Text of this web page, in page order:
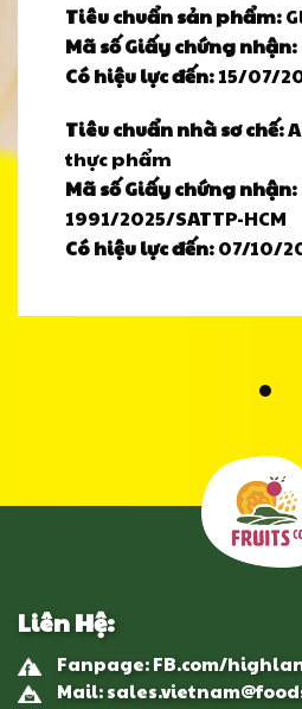
Tiêu chuẩn sản phẩm:
Mã số Giấy chứng nhận:
Có hiệu lực đến:15/07/
Tiêu chuẩn nhà sơ chế:
thực phẩm
Mã số Giấy chứng nhận:
1991/2025/SATTP-HCM
Có hiệu lực đến:07/10/
Liên Hệ:
Fanpage: FB.com/
Mail: